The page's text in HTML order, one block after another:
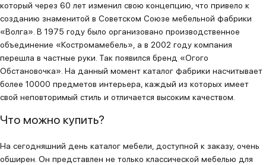
который через 60 лет изменил свою концепцию, что привело к
созданию знаменитой в Советском Союзе мебельной фабрики
«Волга». В 1975 году было организовано производственное
объединение «Костромамебель», а в 2002 году компания
перешла в частные руки. Так появился бренд «Огого
Обстановочка». На данный момент каталог фабрики насчитывает
более 10000 предметов интерьера, каждый из которых имеет
свой неповторимый стиль и отличается высоким качеством.
Что можно купить?
На сегодняшний день каталог мебели, доступной к заказу, очень
обширен. Он представлен не только классической мебелью для